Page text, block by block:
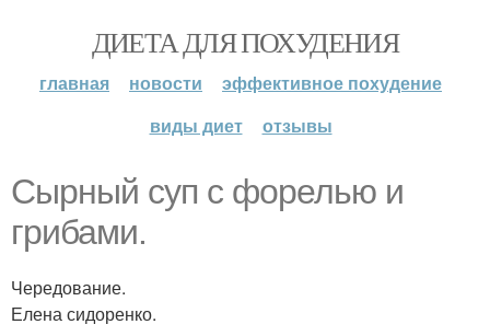
ДИЕТА ДЛЯ ПОХУДЕНИЯ
главная новости
эффективное похудение
виды диет
отзывы
Сырный суп с форелью и
грибами.
Чередование.
Елена сидоренко.